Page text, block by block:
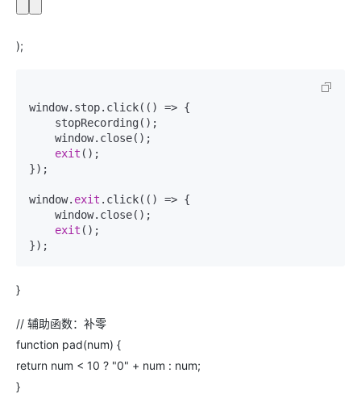
);
window.stop.click(() => {
exit ();
});
window. exit .click(() => {
exit ();
}
// 辅助函数：补零
function pad(num) {
return num < 10 ? "0" + num : num;
}